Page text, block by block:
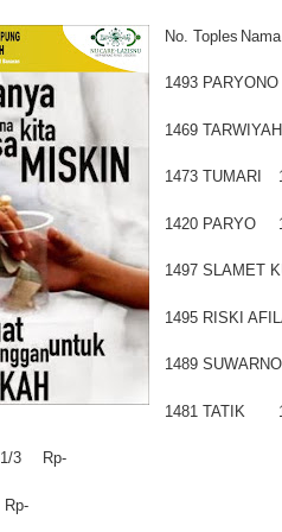
Laporan Koin Nu Pungangan
Laporan Koin Nu Plumbon
Laporan Koin Nu Ngaliyan
Laporan Koin Nu Lobang
Laporan Koin Nu Limpung
Laporan Koin Nu Kepuh Oktober
Laporan Koin Nu Kalisalak
No. Toples Nama
1493 PARYONO
1469 TARWIYAH
1473 TUMARI
1420 PARYO
1497 SLAMET
1495 RISKI
1489 SUWARNO
1481 TATIK
1/3 Rp-
Rp-